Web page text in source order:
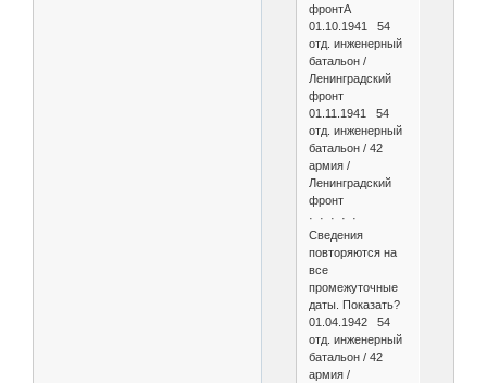
фронтА
01.10.1941 54
отд. инженерный
батальон /
Ленинградский
фронт
01.11.1941 54
отд. инженерный
батальон / 42
армия /
Ленинградский
фронт
· · · · ·
Сведения
повторяются на
все
промежуточные
даты. Показать?
01.04.1942 54
отд. инженерный
батальон / 42
армия /